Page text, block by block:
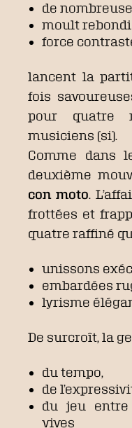
de
moult
force
lancent la
fois
pour quatre
musiciens (si).
Comme dans
deuxième
con moto.
frottées et
quatre raffiné
unissons
embardées
lyrisme
De surcroît, la
du tempo,
de
du jeu
vives